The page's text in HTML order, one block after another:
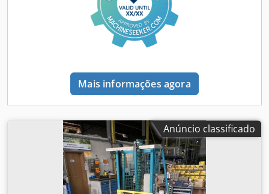
Afefhbupevekr - Comprimento aprox. 3200 mm - A
distância entre as correntes exteriores é de 1100 mm. -
Motor de acionamento SEW 1,1 KW - O acionamento está
instalado debaixo da plataforma da mesa elevatória. -
qualidade alemã - Velocidade de transporte aprox. 7m/min
- Placas de cobertura estáveis entre as correntes
interrutor de homem morto de botão manual, com função
de avanço/retrocesso. - Altura total aprox. 300 mm .
Subestrutura da estrutura do piso com pés ajustáveis para
poder ser conduzida por baixo com garfos de empilhador.
Altura total: aprox. 750 mm 1 unid. = mesa elevatória +
transportador de corrente + estrutura de chão .
Mais informações agora
Anúncio classificado